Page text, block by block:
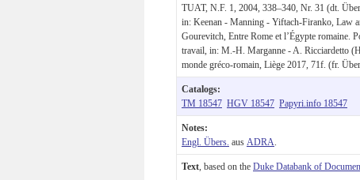
TUAT, N.F. 1, 2004, 338–340, Nr. 31 (dt.
in: Keenan - Manning - Yiftach-Firanko, Law
Gourevitch, Entre Rome et l’Égypte romaine.
travail, in: M.-H. Marganne - A. Ricciardetto
monde gréco-romain, Liège 2017, 71f. (fr.
Catalogs:
TM 18547 HGV 18547 Papyri.info 18547
Notes:
Engl. Übers. aus ADRA
Text , based on the Duke Databank of